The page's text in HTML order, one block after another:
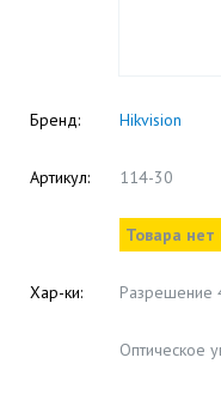
Бренд: Hikvision
Артикул: 114-30
Товара нет
Хар-ки: Разрешение
Оптическое